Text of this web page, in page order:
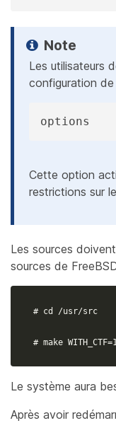
Les utilisateurs
configuration de
options
Cette option
restrictions sur
Les sources
sources de
# cd /usr/src
# make
Le système aura
Après avoir